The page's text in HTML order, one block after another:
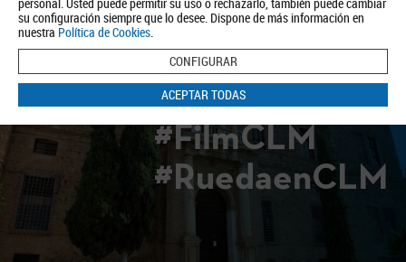
su configuración siempre que lo desee. Dispone de más información en
nuestra Política de Cookies.
CONFIGURAR
ACEPTAR TODAS
BUSCAR
#FilmCLM
#RuedaenCLM